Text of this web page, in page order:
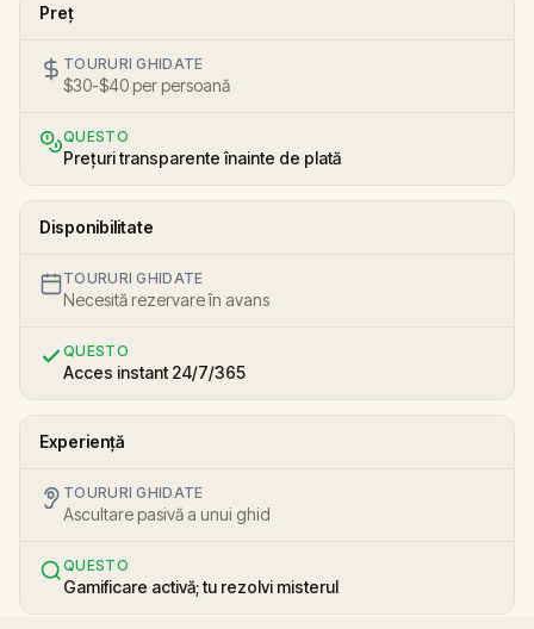
Preț
TOURURI GHIDATE
$30-$40 per persoană
QUESTO
Prețuri transparente înainte de plată
Disponibilitate
TOURURI GHIDATE
Necesită rezervare în avans
QUESTO
Acces instant 24/7/365
Experiență
TOURURI GHIDATE
Ascultare pasivă a unui ghid
QUESTO
Gamificare activă; tu rezolvi misterul